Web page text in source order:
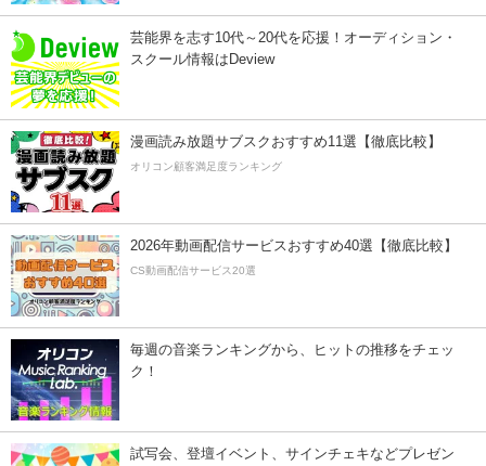
芸能界を志す10代～20代を応援！オーディション・
スクール情報はDeview
漫画読み放題サブスクおすすめ11選【徹底比較】
オリコン顧客満足度ランキング
2026年動画配信サービスおすすめ40選【徹底比較】
CS動画配信サービス20選
毎週の音楽ランキングから、ヒットの推移をチェッ
ク！
試写会、登壇イベント、サインチェキなどプレゼン